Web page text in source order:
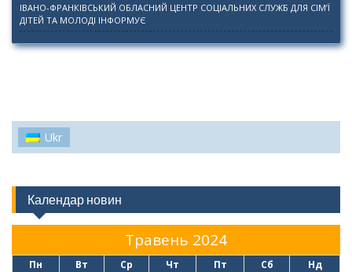
ІВАНО-ФРАНКІВСЬКИЙ ОБЛАСНИЙ ЦЕНТР СОЦІАЛЬНИХ СЛУЖБ ДЛЯ СІМ’Ї
ДІТЕЙ ТА МОЛОДІ ІНФОРМУЄ
Ukr
Календар новин
Травень 2024
Пн Вт Ср Чт Пт Сб
Нд